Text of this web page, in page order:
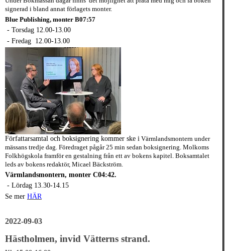
signerad i bland annat förlagets monter.
Blue Publishing, monter B07:57
- Torsdag 12.00-13.00
- Fredag 12.00-13.00
Författarsamtal och boksignering kommer ske i Värmlandsmontern under
mässans tredje dag. Föredraget pågår 25 min sedan boksignering. Molkoms
Folkhögskola framför en gestalning från ett av bokens kapitel. Boksamtalet
leds av bokens redaktör, Micael Bäckström.
Värmlandsmontern, monter C04:42.
- Lördag 13.30-14.15
Se mer HÄR
2022-09-03
Hästholmen, invid Vätterns strand.